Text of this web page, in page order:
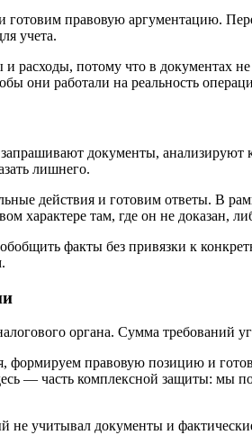
правовую аргументацию.
учета.
расходы, потому что в документах
они работали на реальность
документы, анализируют
лишнего.
действия и готовим ответы. В
там, где он не доказан,
факты без привязки к
органа. Сумма требований
формируем правовую позицию и
— часть комплексной защиты: мы
не учитывал документы и